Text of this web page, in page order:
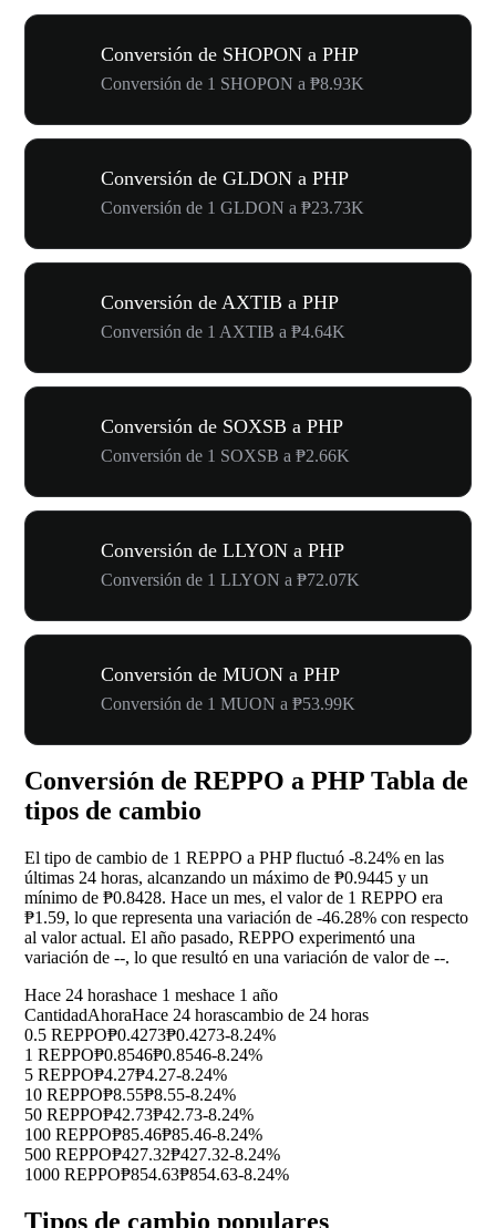
Conversión de SHOPON a PHP
Conversión de 1 SHOPON a ₱8.93K
Conversión de GLDON a PHP
Conversión de 1 GLDON a ₱23.73K
Conversión de AXTIB a PHP
Conversión de 1 AXTIB a ₱4.64K
Conversión de SOXSB a PHP
Conversión de 1 SOXSB a ₱2.66K
Conversión de LLYON a PHP
Conversión de 1 LLYON a ₱72.07K
Conversión de MUON a PHP
Conversión de 1 MUON a ₱53.99K
Conversión de REPPO a PHP Tabla de
tipos de cambio
El tipo de cambio de 1 REPPO a PHP fluctuó -8.24% en las
últimas 24 horas, alcanzando un máximo de ₱0.9445 y un
mínimo de ₱0.8428. Hace un mes, el valor de 1 REPPO era
₱1.59, lo que representa una variación de -46.28% con respecto
al valor actual. El año pasado, REPPO experimentó una
variación de --, lo que resultó en una variación de valor de --.
Hace 24 horashace 1 meshace 1 año
CantidadAhoraHace 24 horascambio de 24 horas
0.5 REPPO₱0.4273₱0.4273-8.24%
1 REPPO₱0.8546₱0.8546-8.24%
5 REPPO₱4.27₱4.27-8.24%
10 REPPO₱8.55₱8.55-8.24%
50 REPPO₱42.73₱42.73-8.24%
100 REPPO₱85.46₱85.46-8.24%
500 REPPO₱427.32₱427.32-8.24%
1000 REPPO₱854.63₱854.63-8.24%
Tipos de cambio populares